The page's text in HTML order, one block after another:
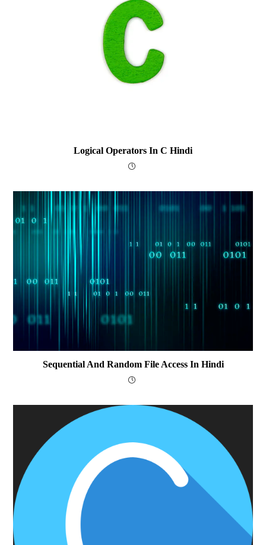
Logical Operators In C Hindi
Sequential And Random File Access In Hindi